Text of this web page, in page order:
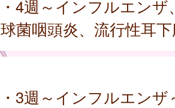
4週～インフルエンザ
菌咽頭炎、流行性耳
3週～インフルエンザ